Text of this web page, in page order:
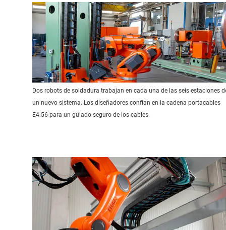
Dos robots de soldadura trabajan en cada una de las seis estaciones
un nuevo sistema. Los diseñadores confían en la cadena portacables
E4.56 para un guiado seguro de los cables.